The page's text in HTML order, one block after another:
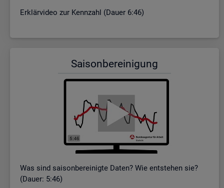
Er­klär­vi­deo zur Kenn­zahl (Dauer 6:46)
Sai­son­be­rei­ni­gung
Was sind sai­son­be­rei­nig­te Daten? Wie ent­ste­hen sie?
(Dauer: 5:46)